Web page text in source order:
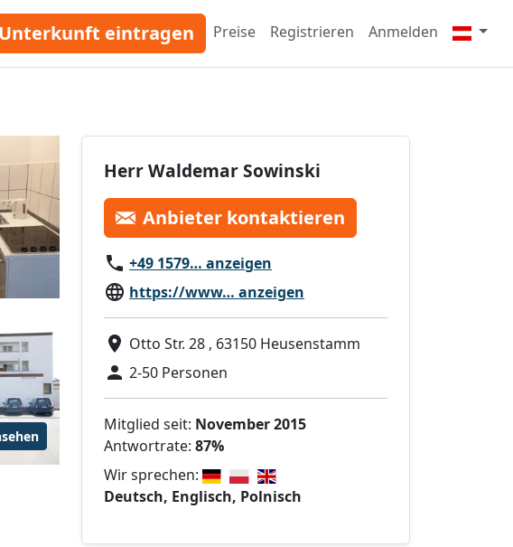
Unterkunft eintragen Preise Registrieren Anmelden
Herr Waldemar Sowinski
Anbieter kontaktieren
+49 1579… anzeigen
https://www… anzeigen
Otto Str. 28 , 63150 Heusenstamm
2-50 Personen
Mitglied seit: November 2015
Antwortrate: 87%
Wir sprechen:
Deutsch, Englisch, Polnisch